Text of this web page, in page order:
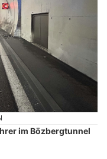
im Bözbergtunnel